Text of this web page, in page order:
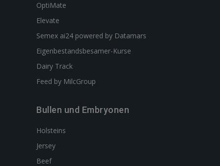
OptiMate
Elevate
Semex ai24 powered by Datamars
Eigenbestandsbesamer-Kurse
Dairy Track
Feed by MilcGroup
Bullen und Embryonen
Holsteins
Jersey
Beef